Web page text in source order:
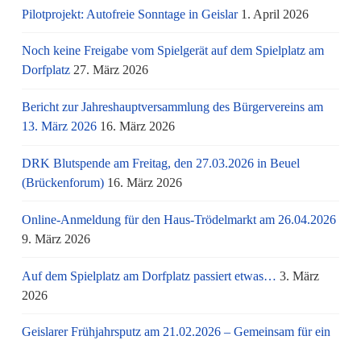
Pilotprojekt: Autofreie Sonntage in Geislar 1. April 2026
Noch keine Freigabe vom Spielgerät auf dem Spielplatz am
Dorfplatz 27. März 2026
Bericht zur Jahreshauptversammlung des Bürgervereins am
13. März 2026 16. März 2026
DRK Blutspende am Freitag, den 27.03.2026 in Beuel
(Brückenforum) 16. März 2026
Online-Anmeldung für den Haus-Trödelmarkt am 26.04.2026
9. März 2026
Auf dem Spielplatz am Dorfplatz passiert etwas… 3. März
2026
Geislarer Frühjahrsputz am 21.02.2026 – Gemeinsam für ein